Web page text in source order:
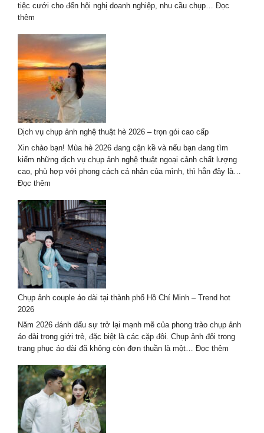
2024-
tiệc cưới cho đến hội nghị doanh nghiệp, nhu cầu chụp… Đọc
thêm
Phá
7
Đơn
Vị
Chụp
Ảnh
Sự
Kiện
Tại
Đà
Nẵng
Chất
Lượng
Đầu
2027
Dịch vụ chụp ảnh nghệ thuật hè 2026 – trọn gói cao cấp
Xin chào bạn! Mùa hè 2026 đang cận kề và nếu bạn đang tìm
kiếm những dịch vụ chụp ảnh nghệ thuật ngoại cảnh chất lượng
cao, phù hợp với phong cách cá nhân của mình, thì hẳn đây là…
Đọc thêm
vụ
chụp
ảnh
nghệ
thuật
hè
2026
–
trọn
cao
cấp
Chụp ảnh couple áo dài tại thành phố Hồ Chí Minh – Trend hot
2026
Năm 2026 đánh dấu sự trở lại mạnh mẽ của phong trào chụp ảnh
áo dài trong giới trẻ, đặc biệt là các cặp đôi. Chụp ảnh đôi trong
trang phục áo dài đã không còn đơn thuần là một… Đọc thêm